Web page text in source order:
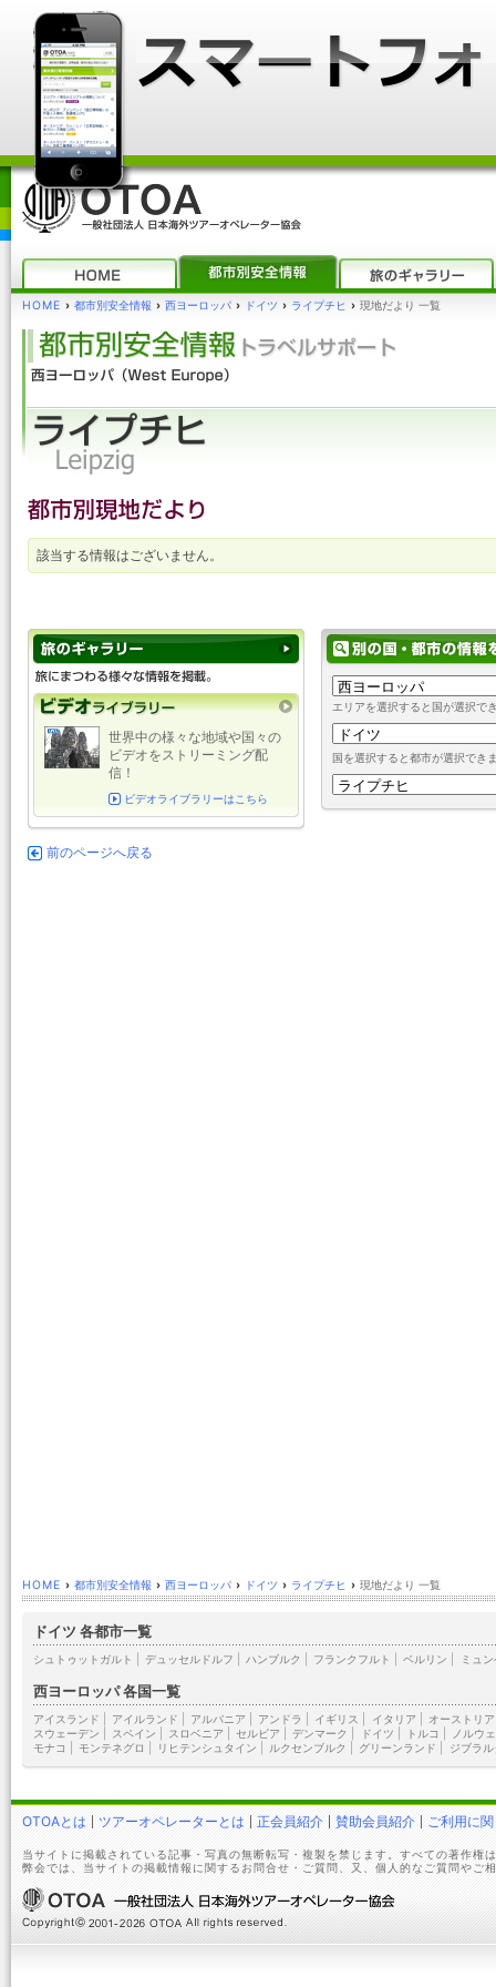
HOME › 都市別安全情報 › 西ヨーロッパ › ドイツ › ライプチヒ › 現地だより 一覧
該当する情報はございません。
エリアを選択すると国が選択で
国を選択すると都市が選択でき
世界中の様々な地域や国々の
ビデオをストリーミング配
信！
ビデオライブラリーはこちら
前のページへ戻る
HOME › 都市別安全情報 › 西ヨーロッパ › ドイツ › ライプチヒ › 現地だより 一覧
ドイツ 各都市一覧
シュトゥットガルト デュッセルドルフ ハンブルク フランクフルト ベルリン ミュ
西ヨーロッパ 各国一覧
アイスランド アイルランド アルバニア アンドラ イギリス イタリア オーストリア
スウェーデン
スペイン スロベニア セルビア デンマーク ドイツ トルコ
ノルウ
モナコ
モンテネグロ リヒテンシュタイン ルクセンブルク グリーンランド ジブラル
OTOAとは ツアーオペレーターとは 正会員紹介 賛助会員紹介 ご利用に
当サイトに掲載されている記事・写真の無断転写・複製を禁じます。すべての著作権
弊会では、当サイトの掲載情報に関するお問合せ・ご質問、又、個人的なご質問やご